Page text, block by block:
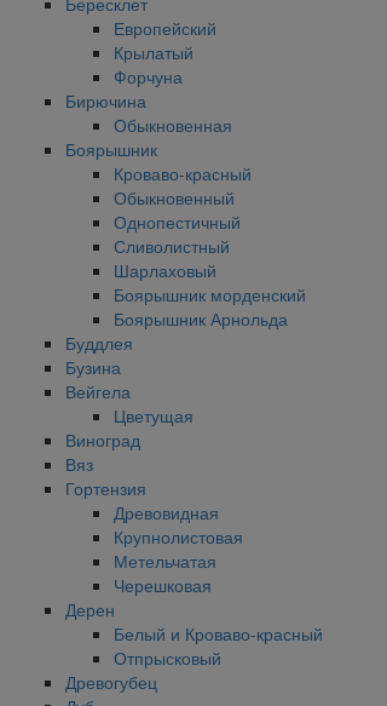
Европейский
Крылатый
Форчуна
Бирючина
Обыкновенная
Боярышник
Кроваво-красный
Обыкновенный
Однопестичный
Сливолистный
Шарлаховый
Боярышник морденский
Боярышник Арнольда
Буддлея
Бузина
Вейгела
Цветущая
Виноград
Вяз
Гортензия
Древовидная
Крупнолистовая
Метельчатая
Черешковая
Дерен
Белый и Кроваво-красный
Отпрысковый
Древогубец